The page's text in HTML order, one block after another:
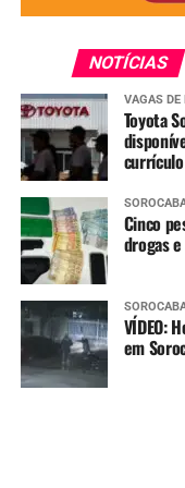
NOTÍCIAS
VAGAS DE
Toyota
currículo
Cinco
drogas
VÍDEO:
em